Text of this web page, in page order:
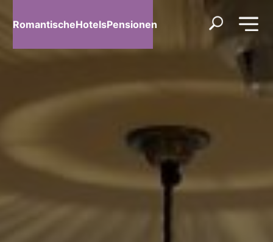
RomantischeHotelsPensionen